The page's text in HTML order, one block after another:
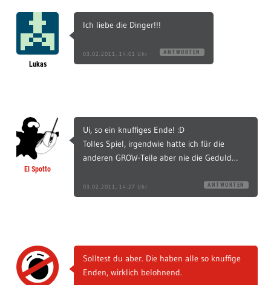
Lukas
Ich liebe die Dinger!!!
03.02.2011, 14:01 Uhr ANTWORTEN
El Spotto
Ui, so ein knuffiges Ende! :D
Tolles Spiel, irgendwie hatte ich für die
anderen GROW-Teile aber nie die Geduld…
03.02.2011, 14:27 Uhr ANTWORTEN
Solltest du aber. Die haben alle so knuffige
Enden, wirklich belohnend.